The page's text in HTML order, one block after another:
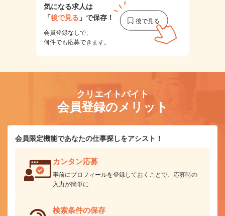
気になる求人は
「後で見る 」で保存！
会員登録なしで、
何件でも応募できます。
クリエイトバイト
会員登録のメリット
会員限定機能であなたの仕事探しをアシスト！
カンタン応募
事前にプロフィールを登録しておくことで、応募時の
入力が簡単に
検索条件の保存